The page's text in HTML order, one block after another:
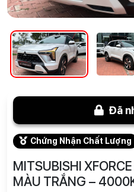
Đã
Chứng Nhận Chất Lượng
MITSUBISHI
MÀU TRẮNG –